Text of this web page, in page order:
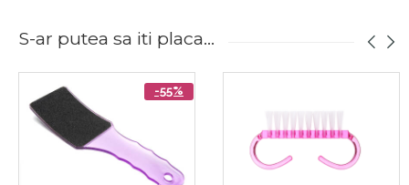
S-ar putea sa iti placa...
-55%